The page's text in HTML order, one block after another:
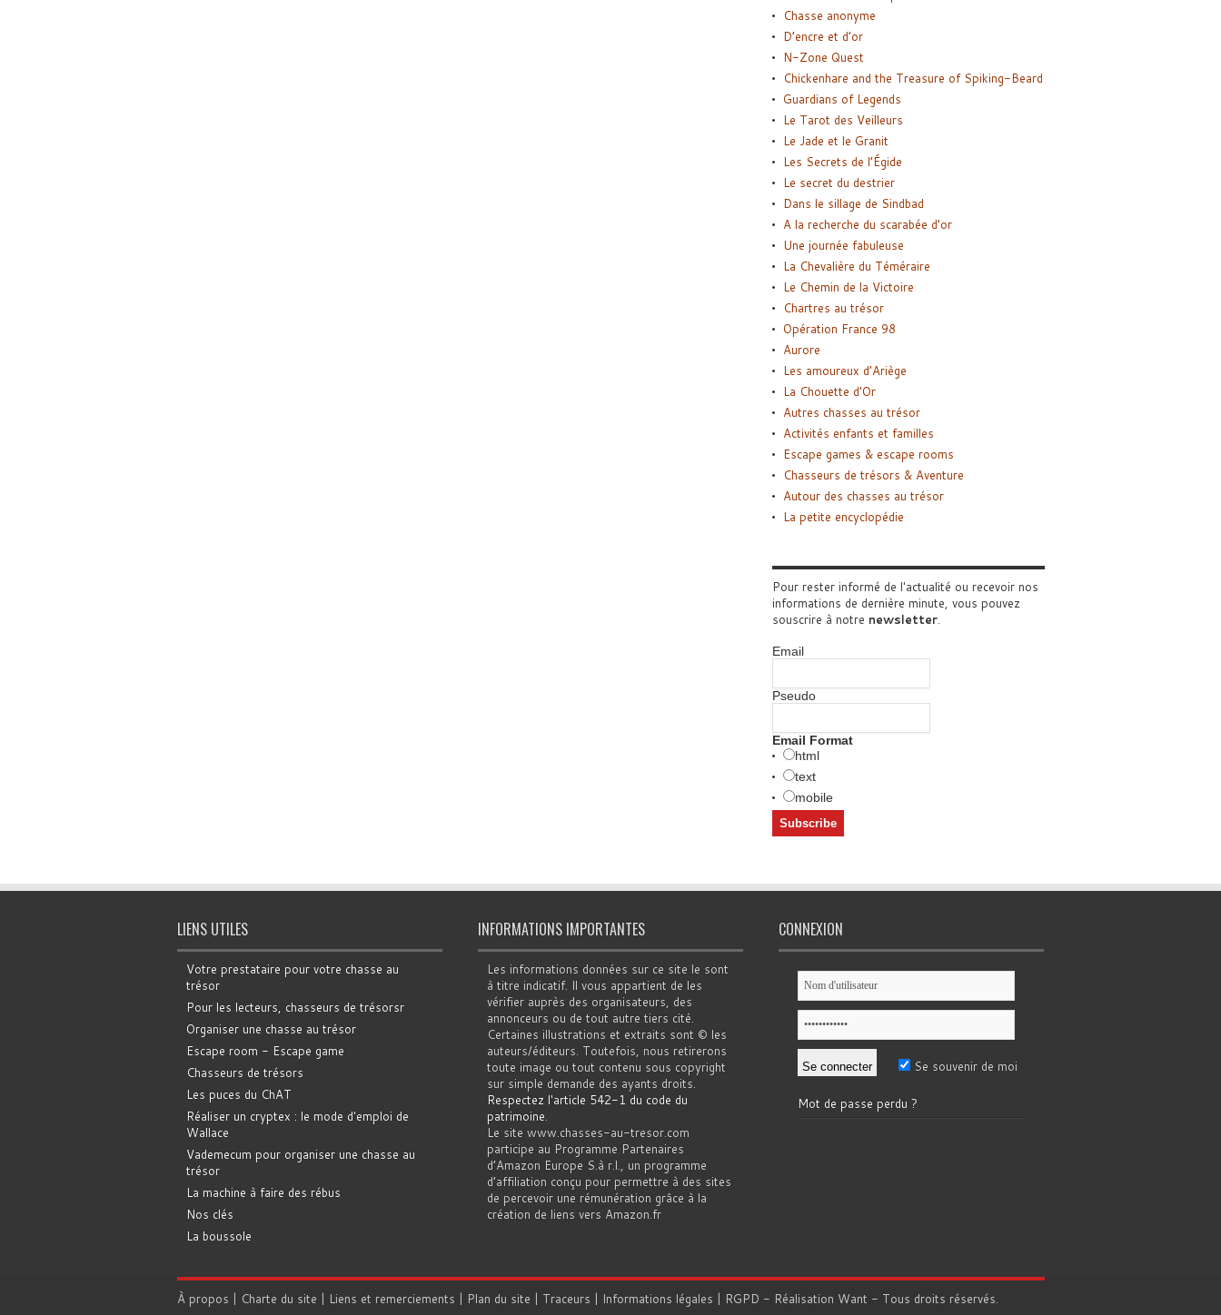
Chasse anonyme
D’encre et d’or
N-Zone Quest
Chickenhare and the Treasure of Spiking-Beard
Guardians of Legends
Le Tarot des Veilleurs
Le Jade et le Granit
Les Secrets de l’Égide
Le secret du destrier
Dans le sillage de Sindbad
A la recherche du scarabée d’or
Une journée fabuleuse
La Chevalière du Téméraire
Le Chemin de la Victoire
Chartres au trésor
Opération France 98
Aurore
Les amoureux d’Ariège
La Chouette d’Or
Autres chasses au trésor
Activités enfants et familles
Escape games & escape rooms
Chasseurs de trésors & Aventure
Autour des chasses au trésor
La petite encyclopédie
Pour rester informé de l'actualité ou recevoir nos
informations de dernière minute, vous pouvez
souscrire à notre newsletter.
Email
Pseudo
Email Format
html
text
mobile
LIENS UTILES
Votre prestataire pour votre chasse au
trésor
Pour les lecteurs, chasseurs de trésorsr
Organiser une chasse au trésor
Escape room - Escape game
Chasseurs de trésors
Les puces du ChAT
Réaliser un cryptex : le mode d'emploi de
Wallace
Vademecum pour organiser une chasse au
trésor
La machine à faire des rébus
Nos clés
La boussole
INFORMATIONS IMPORTANTES
Les informations données sur ce site le sont
à titre indicatif. Il vous appartient de les
vérifier auprès des organisateurs, des
annonceurs ou de tout autre tiers cité.
Certaines illustrations et extraits sont © les
auteurs/éditeurs. Toutefois, nous retirerons
toute image ou tout contenu sous copyright
sur simple demande des ayants droits.
Respectez l'article 542-1 du code du
patrimoine.
Le site www.chasses-au-tresor.com
participe au Programme Partenaires
d’Amazon Europe S.à r.l., un programme
d’affiliation conçu pour permettre à des sites
de percevoir une rémunération grâce à la
création de liens vers Amazon.fr
CONNEXION
Se souvenir de moi
Mot de passe perdu ?
À propos | Charte du site | Liens et remerciements | Plan du site | Traceurs | Informations légales | RGPD - Réalisation Want - Tous droits réservés.